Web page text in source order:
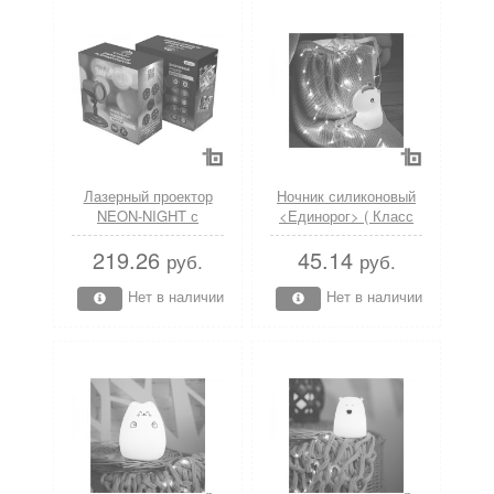
Лазерный проектор
NEON-NIGHT с
пультом управления,
различные режимы
проекции, 230 В
(трансформатор на 12
В Класс защиты 3;
219.26 руб.
Нет в наличии
Ночник силиконовый
<Единорог> ( Класс
защиты 2; IP20; Тип
питания: USB) (NEON-
NIGHT)
45.14 руб.
Нет в наличии